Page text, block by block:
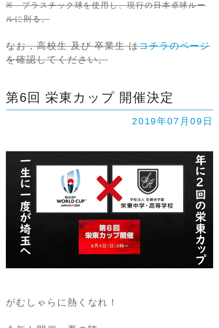
※ プラスチック球を使用し、現行の日本卓球ルー
ルに則る。
なお，高校生 及び 卒業生 はコチラのページ
を確認してください。
第6回 栄東カップ 開催決定
2019年07月09日
がむしゃらに熱くなれ！